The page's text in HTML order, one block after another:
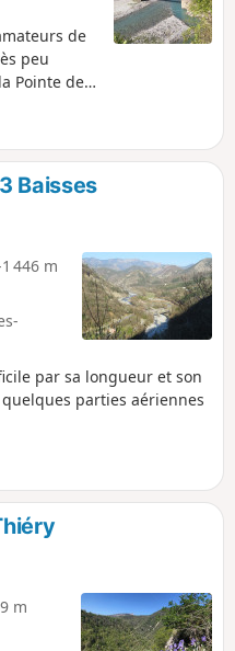
de
peu
Pointe de
du
Baisses
446 m
par sa longueur et son
parties aériennes
m